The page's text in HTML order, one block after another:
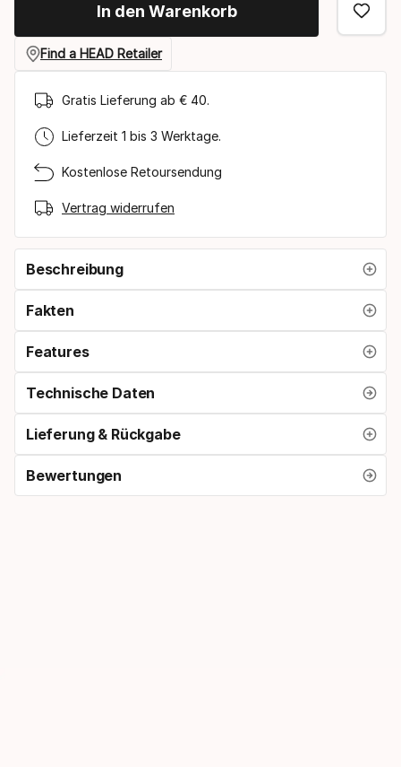
In den Warenkorb
Find a HEAD Retailer
Gratis Lieferung ab € 40.
Lieferzeit 1 bis 3 Werktage.
Kostenlose Retoursendung
Vertrag widerrufen
Beschreibung
Fakten
Features
Technische Daten
Lieferung & Rückgabe
Bewertungen